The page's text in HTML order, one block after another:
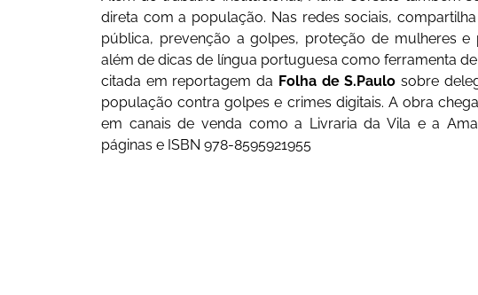
direta com a população. Nas redes sociais,
pública, prevenção a golpes, proteção de mulheres e
além de dicas de língua portuguesa como ferramenta
citada em reportagem da Folha de S.Paulo sobre
população contra golpes e crimes digitais. A obra
em canais de venda como a Livraria da Vila e a
páginas e ISBN 978-8595921955